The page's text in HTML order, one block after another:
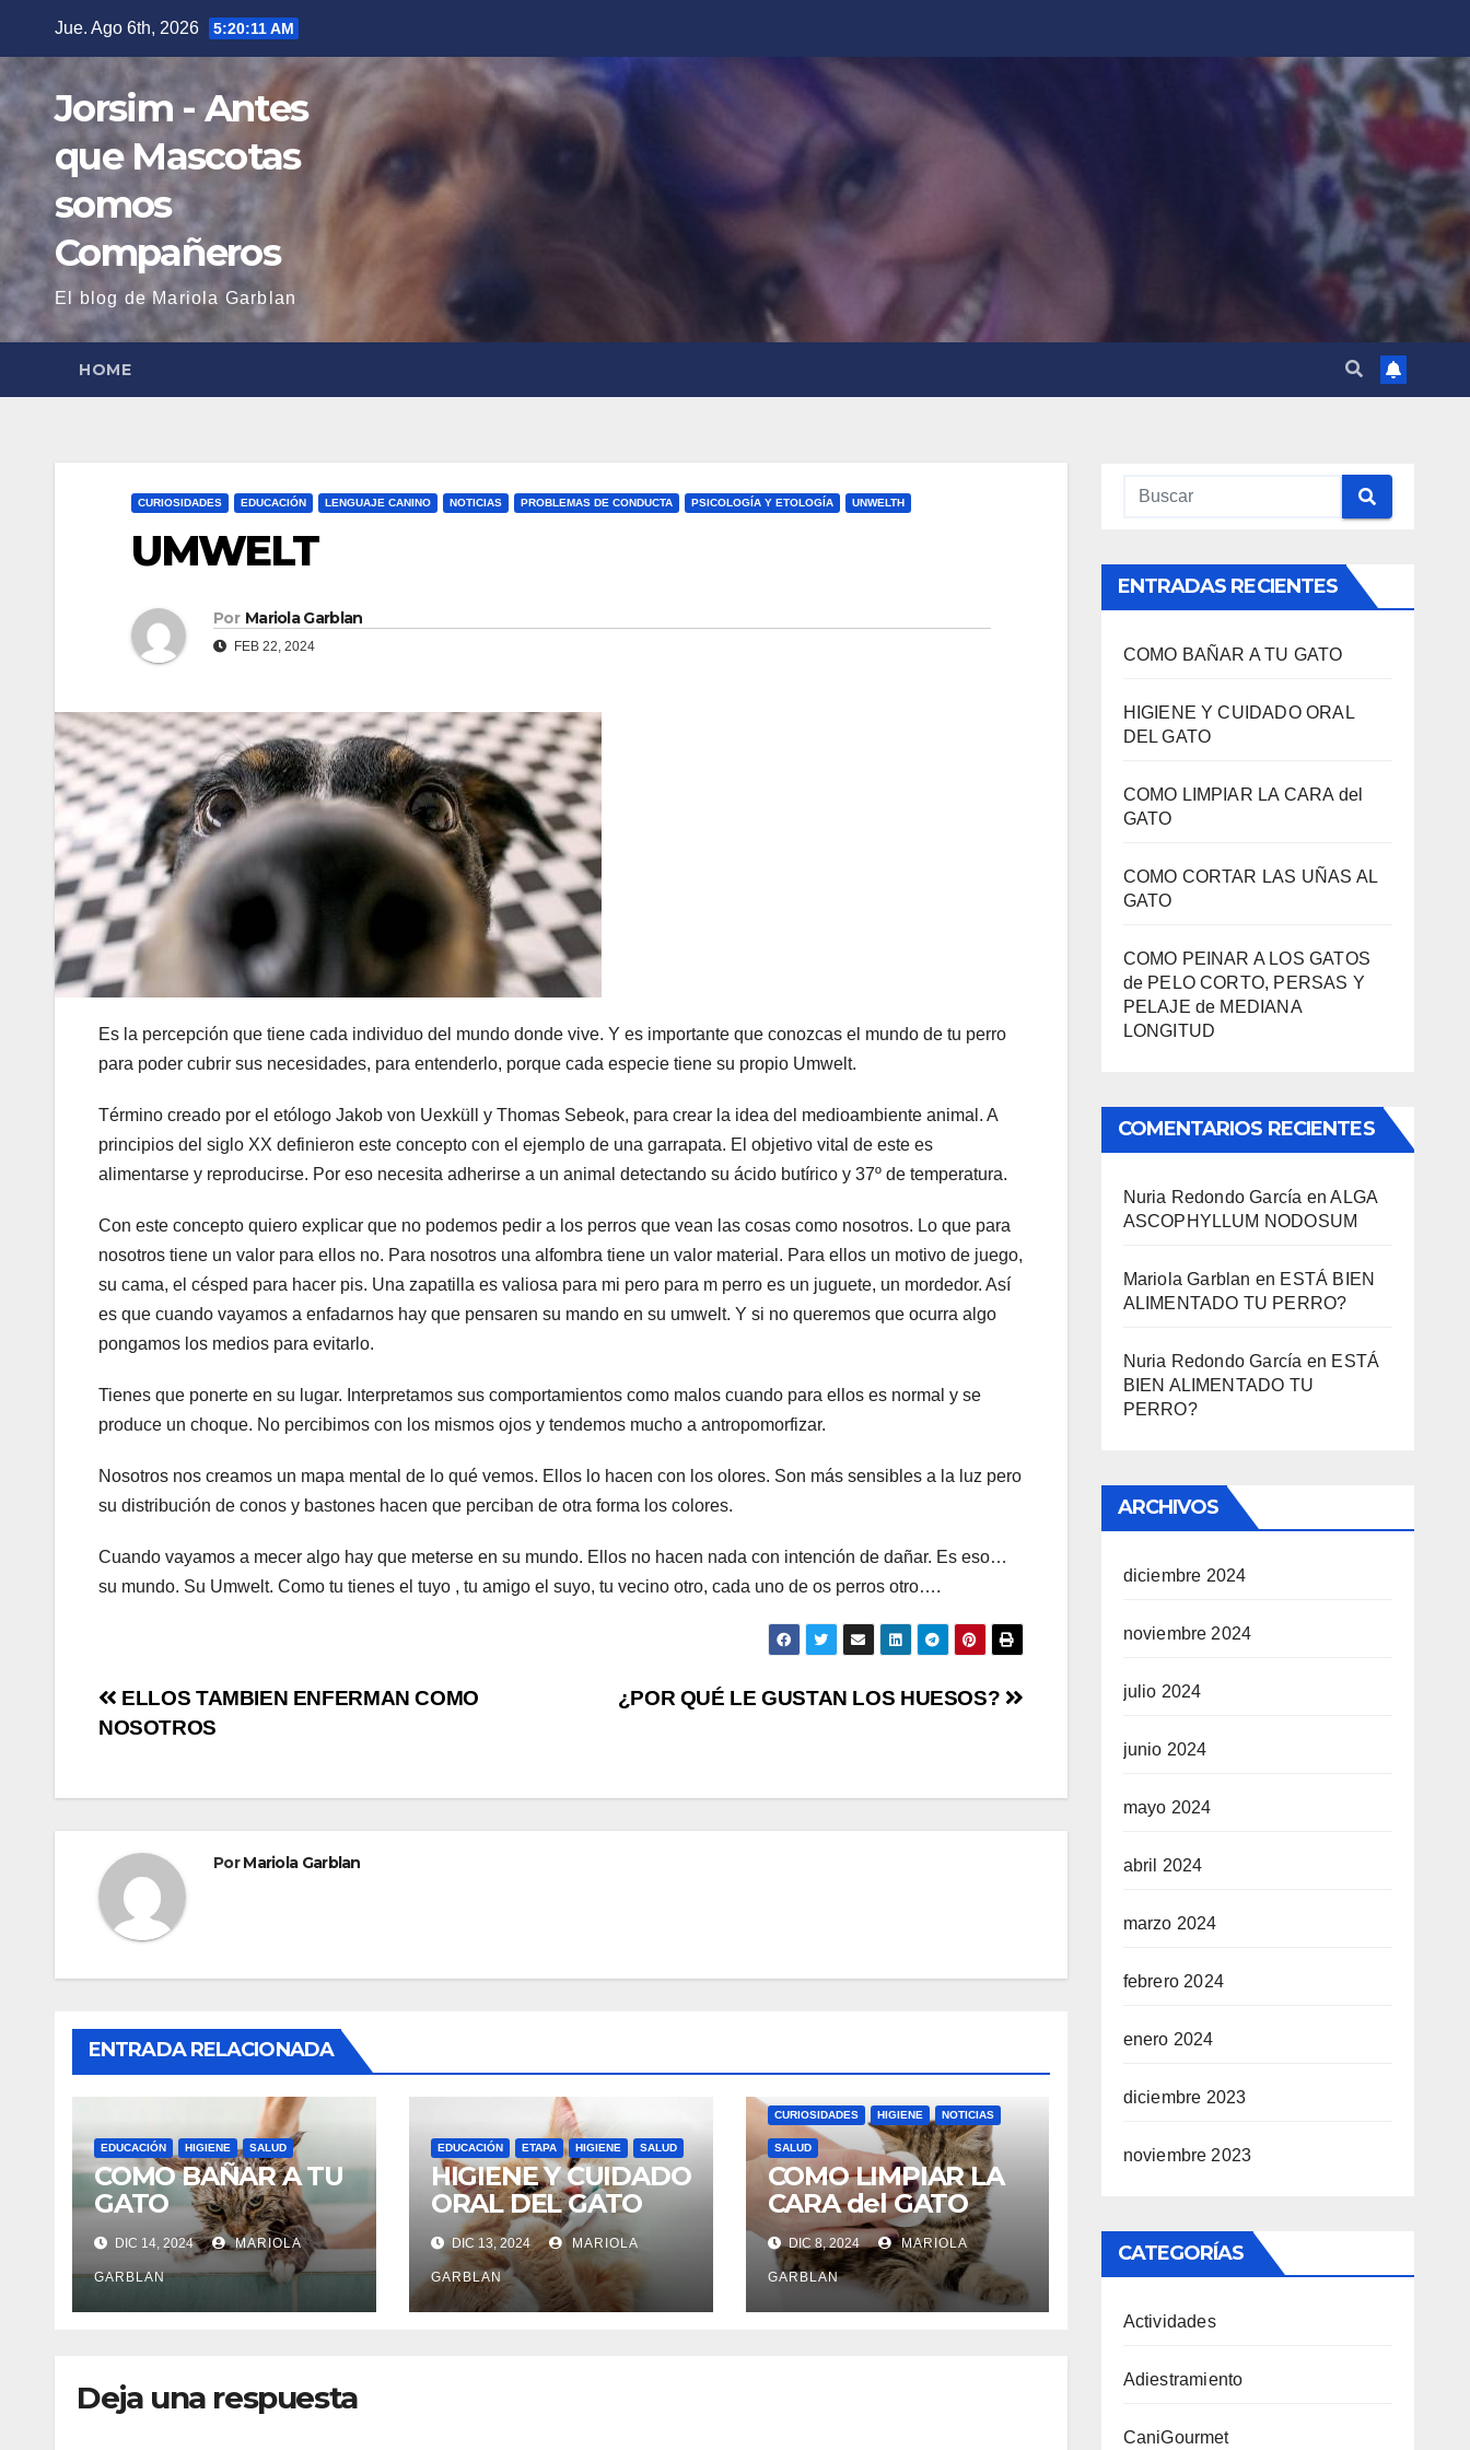
Jue. Ago 6th, 2026 5:20:12 AM
Jorsim - Antes
que Mascotas
somos
Compañeros
El blog de Mariola Garblan
HOME
CURIOSIDADES EDUCACIÓN LENGUAJE CANINO NOTICIAS PROBLEMAS DE CONDUCTA PSICOLOGÍA Y ETOLOGÍA UNWELTH
UMWELT
Por Mariola Garblan
FEB 22, 2024
Es la percepción que tiene cada individuo del mundo donde vive. Y es importante que conozcas el mundo de tu perro
para poder cubrir sus necesidades, para entenderlo, porque cada especie tiene su propio Umwelt.
Término creado por el etólogo Jakob von Uexküll y Thomas Sebeok, para crear la idea del medioambiente animal. A
principios del siglo XX definieron este concepto con el ejemplo de una garrapata. El objetivo vital de este es
alimentarse y reproducirse. Por eso necesita adherirse a un animal detectando su ácido butírico y 37º de temperatura.
Con este concepto quiero explicar que no podemos pedir a los perros que vean las cosas como nosotros. Lo que para
nosotros tiene un valor para ellos no. Para nosotros una alfombra tiene un valor material. Para ellos un motivo de juego,
su cama, el césped para hacer pis. Una zapatilla es valiosa para mi pero para m perro es un juguete, un mordedor. Así
es que cuando vayamos a enfadarnos hay que pensaren su mando en su umwelt. Y si no queremos que ocurra algo
pongamos los medios para evitarlo.
Tienes que ponerte en su lugar. Interpretamos sus comportamientos como malos cuando para ellos es normal y se
produce un choque. No percibimos con los mismos ojos y tendemos mucho a antropomorfizar.
Nosotros nos creamos un mapa mental de lo qué vemos. Ellos lo hacen con los olores. Son más sensibles a la luz pero
su distribución de conos y bastones hacen que perciban de otra forma los colores.
Cuando vayamos a mecer algo hay que meterse en su mundo. Ellos no hacen nada con intención de dañar. Es eso…
su mundo. Su Umwelt. Como tu tienes el tuyo , tu amigo el suyo, tu vecino otro, cada uno de os perros otro….
Navegación
entradas
¿POR QUÉ LE GUSTAN LOS HUESOS?
ELLOS TAMBIEN ENFERMAN COMO
NOSOTROS
PorMariola Garblan
ENTRADA RELACIONADA
EDUCACIÓN HIGIENE SALUD
COMO BAÑAR A TU
GATO
DIC 14, 2024 MARIOLA
GARBLAN
EDUCACIÓN ETAPA HIGIENE SALUD
HIGIENE Y CUIDADO
ORAL DEL GATO
DIC 13, 2024 MARIOLA
GARBLAN
CURIOSIDADES HIGIENE NOTICIAS
SALUD
COMO LIMPIAR LA
CARA del GATO
DIC 8, 2024 MARIOLA
GARBLAN
Deja una respuesta
ENTRADAS RECIENTES
COMO BAÑAR A TU GATO
HIGIENE Y CUIDADO ORAL
DEL GATO
COMO LIMPIAR LA CARA del
GATO
COMO CORTAR LAS UÑAS AL
GATO
COMO PEINAR A LOS GATOS
de PELO CORTO, PERSAS Y
PELAJE de MEDIANA
LONGITUD
COMENTARIOS RECIENTES
Nuria Redondo García enALGA
ASCOPHYLLUM NODOSUM
Mariola Garblan en ESTÁ BIEN
ALIMENTADO TU PERRO?
Nuria Redondo García en ESTÁ
BIEN ALIMENTADO TU
PERRO?
ARCHIVOS
diciembre 2024
noviembre 2024
julio 2024
junio 2024
mayo 2024
abril 2024
marzo 2024
febrero 2024
enero 2024
diciembre 2023
noviembre 2023
CATEGORÍAS
Actividades
Adiestramiento
CaniGourmet